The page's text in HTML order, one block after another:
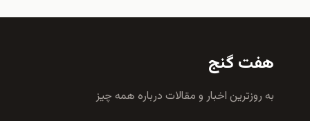
هفت گنج
به روزترين اخبار و مقالات درباره همه چيز